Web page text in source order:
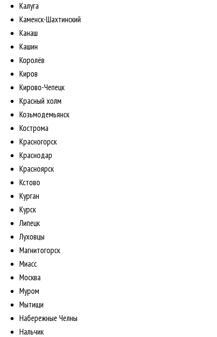
Калуга
Каменск-Шахтинский
Канаш
Кашин
Королёв
Киров
Кирово-Чепецк
Красный холм
Козьмодемьянск
Кострома
Красногорск
Краснодар
Красноярск
Кстово
Курган
Курск
Липецк
Луховцы
Магнитогорск
Миасс
Москва
Муром
Мытищи
Набережные Челны
Нальчик